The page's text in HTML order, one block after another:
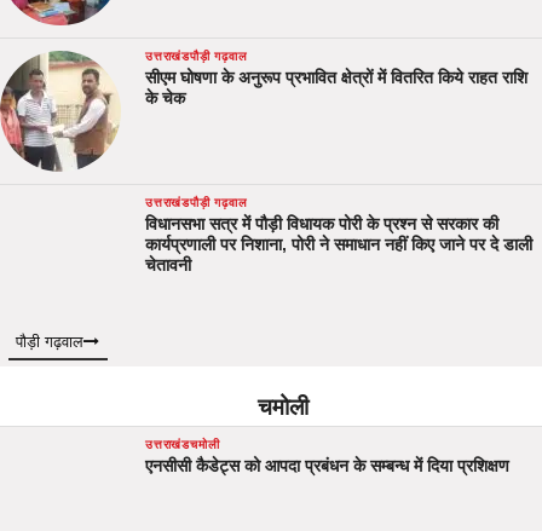
उत्तराखंडपौड़ी गढ़वाल
सीएम घोषणा के अनुरूप प्रभावित क्षेत्रों में वितरित किये राहत राशि
के चेक
उत्तराखंडपौड़ी गढ़वाल
विधानसभा सत्र में पौड़ी विधायक पोरी के प्रश्न से सरकार की
कार्यप्रणाली पर निशाना, पोरी ने समाधान नहीं किए जाने पर दे डाली
चेतावनी
पौड़ी गढ़वाल
चमोली
उत्तराखंडचमोली
एनसीसी कैडेट्स को आपदा प्रबंधन के सम्बन्ध में दिया प्रशिक्षण